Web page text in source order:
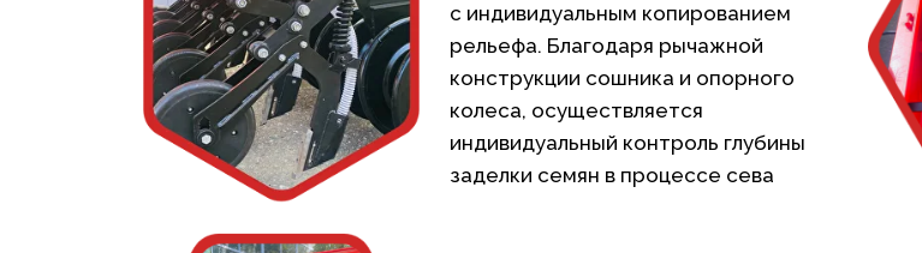
с индивидуальным копированием
рельефа. Благодаря рычажной
конструкции сошника и опорного
колеса, осуществляется
индивидуальный контроль глубины
заделки семян в процессе сева